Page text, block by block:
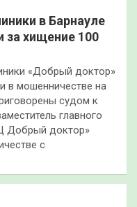
в Барнауле
за хищение 100
«Добрый доктор»
в мошенничестве на
судом к
главного
Добрый доктор»
с